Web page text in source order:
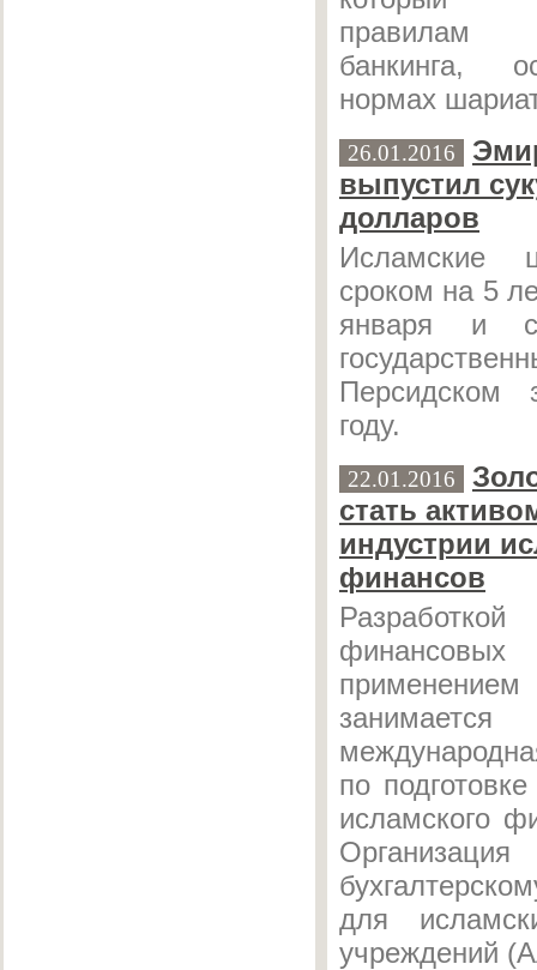
правилам
банкинга,
нормах
26.01.2016
выпустил
долларов
Исламские
сроком на 5
января и
Персидском
году.
22.01.2016
стать
индустрии
финансов
по
исламского
для
учреждений